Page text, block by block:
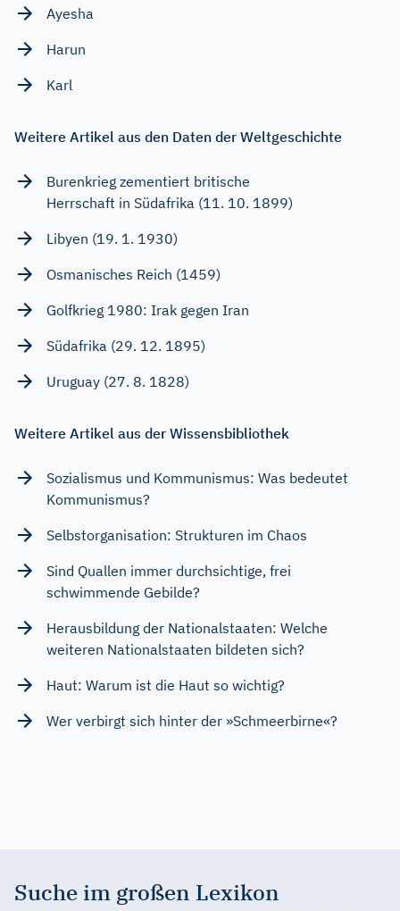
Ayesha
Harun
Karl
Weitere Artikel aus den Daten der Weltgeschichte
Burenkrieg zementiert britische
Herrschaft in Südafrika (11. 10. 1899)
Libyen (19. 1. 1930)
Osmanisches Reich (1459)
Golfkrieg 1980: Irak gegen Iran
Südafrika (29. 12. 1895)
Uruguay (27. 8. 1828)
Weitere Artikel aus der Wissensbibliothek
Sozialismus und Kommunismus: Was bedeutet
Kommunismus?
Selbstorganisation: Strukturen im Chaos
Sind Quallen immer durchsichtige, frei
schwimmende Gebilde?
Herausbildung der Nationalstaaten: Welche
weiteren Nationalstaaten bildeten sich?
Haut: Warum ist die Haut so wichtig?
Wer verbirgt sich hinter der »Schmeerbirne«?
Suche im großen Lexikon